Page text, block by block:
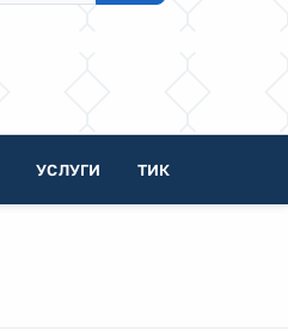
УСЛУГИ ТИК